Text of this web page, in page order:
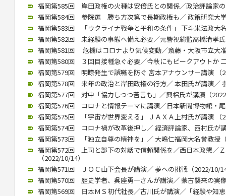
福岡第585回 岸田政権の火種は安倍氏との関係／政治評論家
福岡第584回 参院選 勝ち方次第で長期政権も／ 政策研究大
福岡第583回 「ウクライナ戦争と平和の条件」 下斗米法政大
福岡第582回 未経験の事態へ備え必要／元警視総監高橋清孝
福岡第581回 危機はコロナより気候変動／斎藤・大阪市立大
福岡第580回 ３回目接種急ぐ必要／今秋にもピークアウトか
福岡第579回 明瞭発生で誤嚥を防ぐ 宮本アナウンサー講演 （
福岡第578回 来年の政治と岸田政権の行方／ 本田氏が講演／
福岡第577回 対中「協力しつつ苦言も」／興梠氏が講演（
福岡第576回 コロナと情報テーマに講演／日本新聞博物館・
福岡第575回 「宇宙が世界変える」 ＪＡＸＡ上村氏が講演 （
福岡第574回 コロナ禍が改革後押し／ 経済評論家、西村氏が
福岡第573回 「独立自尊の精神を」／ 大嶋仁福岡大名誉教授
福岡第572回 上司と部下の対話で信頼関係を／西日本政懇／
（2022/10/14）
福岡第571回 ＪＯＣ山下会長が講演／ 夢への挑戦（2022/10/
福岡第570回 歴史学者、呉座勇一さんが講演／ 蒙古襲来の実
福岡第569回 日本ＭＳ初代社長／古川氏が講演／「経験や知